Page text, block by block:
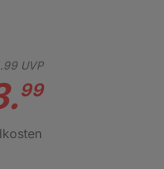
99UVP
99